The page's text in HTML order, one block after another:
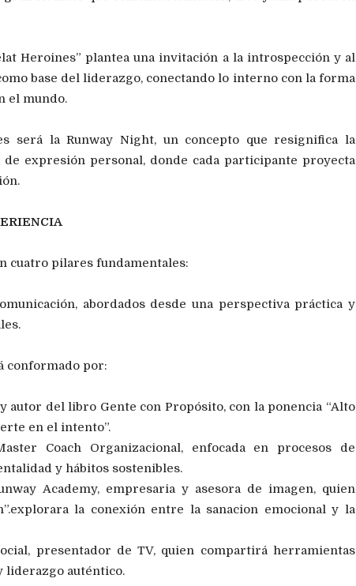
Heroines” plantea una invitación a la introspección y al
base del liderazgo, conectando lo interno con la forma
el mundo.
será la Runway Night, un concepto que resignifica la
expresión personal, donde cada participante proyecta
cuatro pilares fundamentales:
abordados desde una perspectiva práctica y
conformado por:
autor del libro Gente con Propósito, con la ponencia “Alto
en el intento”.
Coach Organizacional, enfocada en procesos de
y hábitos sostenibles.
Academy, empresaria y asesora de imagen, quien
la conexión entre la sanacion emocional y la
presentador de TV, quien compartirá herramientas
liderazgo auténtico.